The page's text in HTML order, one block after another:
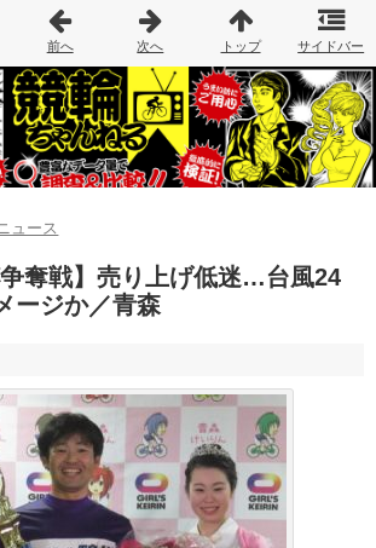
ュース
争奪戦】売り上げ低迷…台風24
ージか／青森